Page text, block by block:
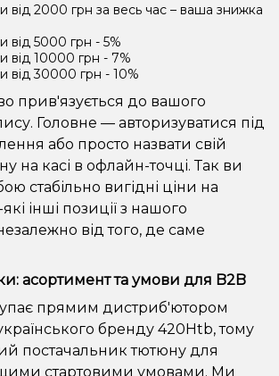
від 2000 грн за весь час – ваша знижка
від 5000 грн - 5%
від 10000 грн - 7%
від 30000 грн - 10%
прив'язується до вашого
Головне — авторизуватися під
або просто назвати свій
на касі в офлайн-точці. Так ви
стабільно вигідні ціни на
інші позиції з нашого
від того, де саме
асортимент та умови для B2B
прямим дистриб'ютором
бренду 420Htb, тому
постачальник тютюну для
стартовими умовами. Ми